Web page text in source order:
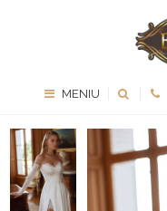
MENIU